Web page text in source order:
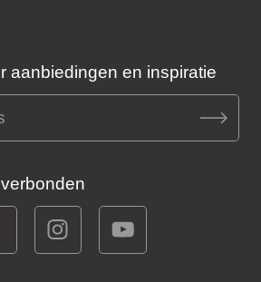
aanbiedingen en inspiratie